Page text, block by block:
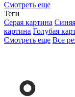
Смотреть еще
Теги
Серая картина
картина Голубая
Смотреть еще Все